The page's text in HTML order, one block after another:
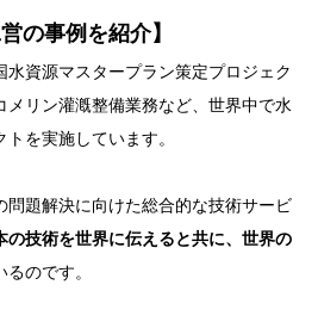
の事例を紹介】
水資源マスタープラン策定プロジェク
メリン灌漑整備業務など、世界中で水
を実施しています。
問題解決に向けた総合的な技術サービ
の技術を世界に伝えると共に、世界の
るのです。